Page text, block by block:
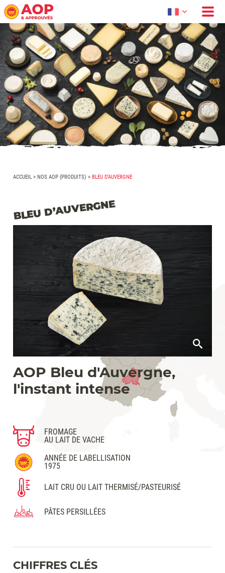
ACCUEIL >NOS AOP (PRODUITS) >BLEU D’AUVERGNE
BLEU D’AUVERGNE
AOP Bleu d'Auvergne,
l'instant intense
FROMAGE
AU LAIT DE VACHE
ANNÉE DE LABELLISATION
1975
LAIT CRU OU LAIT THERMISÉ/PASTEURISÉ
PÂTES PERSILLÉES
CHIFFRES CLÉS